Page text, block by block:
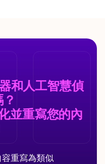
和人工智慧偵
並重寫您的內
重寫為類似